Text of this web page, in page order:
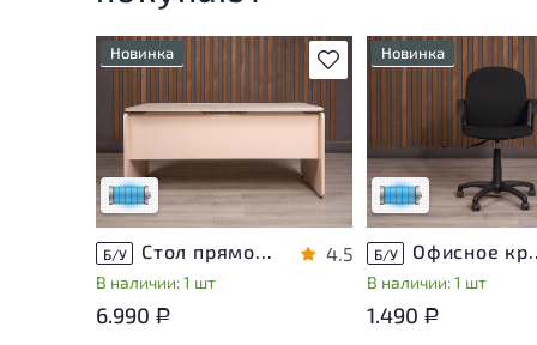
В избранное
Новинка
приближено к новому, могут
присутствовать
незначительные следы
эксплуатации
Низкая степень износа
Б/У Стол прямоугольный Accord ДСП Дуб Россия
В наличии: 1 шт
4.5
6.990 Р
Новинка
Состояние товара
приближено к
присутствовать
незначительные
эксплуатации
Низкая степень
Б/У Офисное
В наличии: 1 шт
1.490 Р